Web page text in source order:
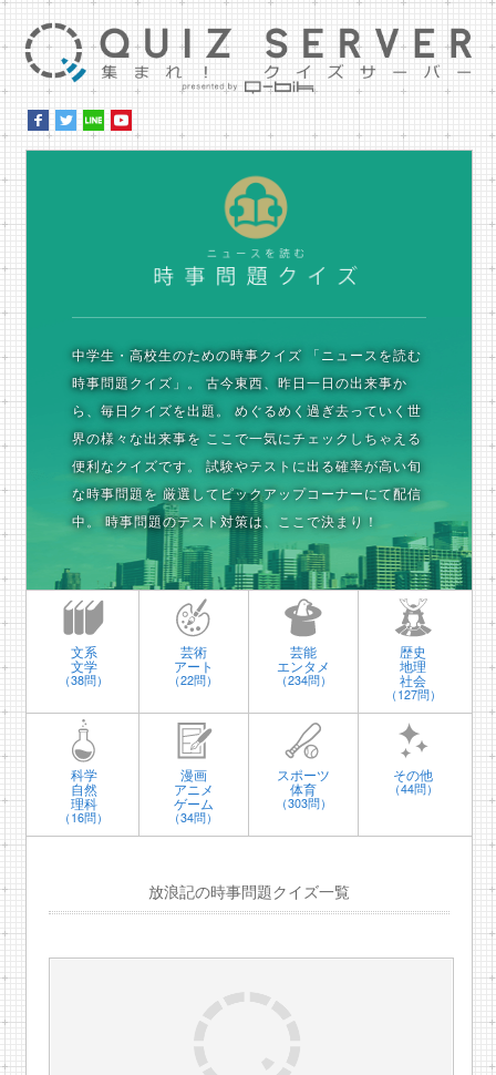
中学生・高校生のための時事クイズ 「ニュースを読む
時事問題クイズ」。
古今東西、昨日一日の出来事か
ら、毎日クイズを出題。
めぐるめく過ぎ去っていく世
界の様々な出来事を ここで一気にチェックしちゃえる
便利なクイズです。
試験やテストに出る確率が高い旬
な時事問題を 厳選してピックアップコーナーにて配信
中。
時事問題のテスト対策は、ここで決まり！
文系
文学
（38問）
芸術
アート
（22問）
芸能
エンタメ
（234問）
歴史
地理
社会
（127問）
科学
自然
理科
（16問）
漫画
アニメ
ゲーム
（34問）
スポーツ
体育
（303問）
その他
（44問）
放浪記の時事問題クイズ一覧